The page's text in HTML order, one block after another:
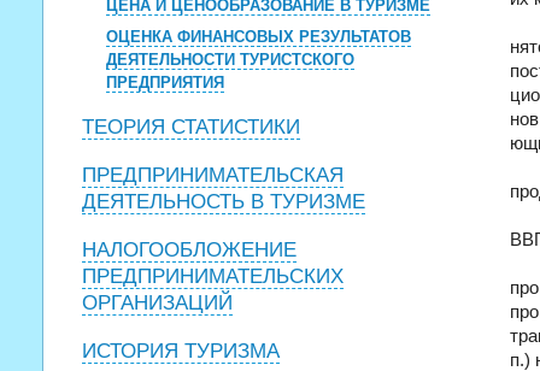
ЦЕНА И ЦЕНООБРАЗОВАНИЕ В ТУРИЗМЕ
ОЦЕНКА ФИНАНСОВЫХ РЕЗУЛЬТАТОВ
ДЕЯТЕЛЬНОСТИ ТУРИСТСКОГО
ПРЕДПРИЯТИЯ
ТЕОРИЯ СТАТИСТИКИ
ПРЕДПРИНИМАТЕЛЬСКАЯ
ДЕЯТЕЛЬНОСТЬ В ТУРИЗМЕ
НАЛОГООБЛОЖЕНИЕ
ПРЕДПРИНИМАТЕЛЬСКИХ
ОРГАНИЗАЦИЙ
ИСТОРИЯ ТУРИЗМА
п.)